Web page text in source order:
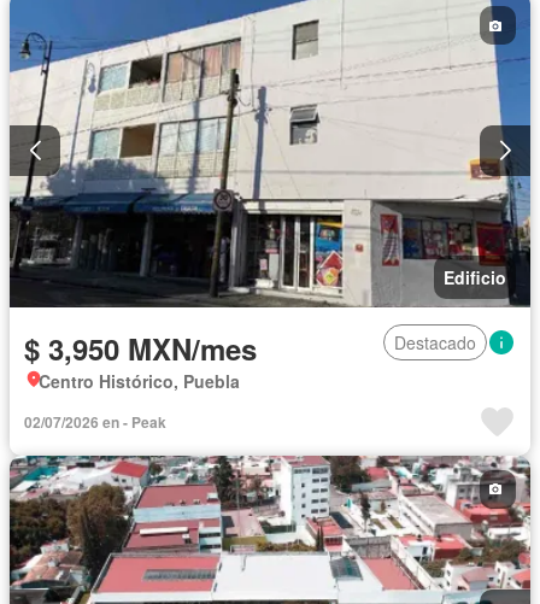
Edificio
$ 3,950 MXN/mes
Destacado
Centro Histórico, Puebla
02/07/2026 en - Peak